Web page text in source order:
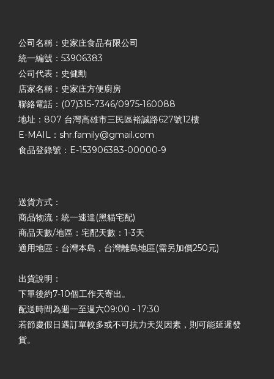
公司名稱：史家庄食品有限公司
統一編號：53906383
公司代表：史健勳
店家名稱：史家庄方便廚房
聯絡電話：(07)315-7346/0975-160088
地址：807 台灣高雄市三民區裕誠路627號12樓
E-MAIL：shr.family@gmail.com
食品登錄號：E-153906383-00000-9
送貨方式：
商品物流：統一速達(黑貓宅配)
商品天數/地區：宅配天數：1-3天
適用地區：台灣本島，台灣離島地區(需另加價250元)
出貨說明：
下單後約7-10個工作天寄出。
配送時間為週一至週六09:00 - 17:30
若節慶假日遇訂單較多或不可抗力天災因素，則可能延遲發
貨。